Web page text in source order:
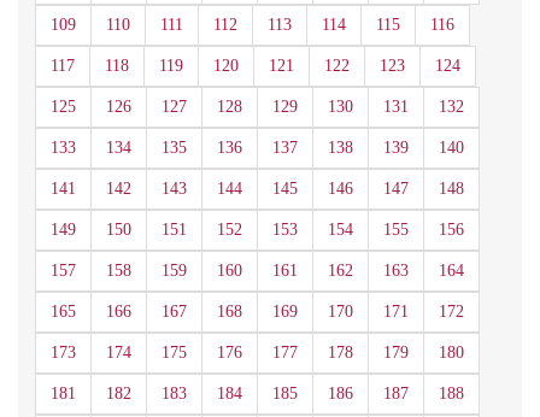
109 110 111 112 113 114 115 116
117 118 119 120 121 122 123 124
125 126 127 128 129 130 131 132
133 134 135 136 137 138 139 140
141 142 143 144 145 146 147 148
149 150 151 152 153 154 155 156
157 158 159 160 161 162 163 164
165 166 167 168 169 170 171 172
173 174 175 176 177 178 179 180
181 182 183 184 185 186 187 188